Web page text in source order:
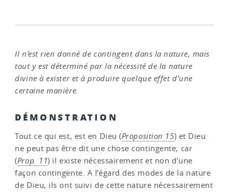
Il n’est rien donné de contingent dans la nature, mais
tout y est déterminé par la nécessité de la nature
divine à exister et à produire quelque effet d’une
certaine manière.
DÉMONSTRATION
Tout ce qui est, est en Dieu (Proposition 15) et Dieu
ne peut pas être dit une chose contingente, car
(Prop. 11) il existe nécessairement et non d’une
façon contingente. A l’égard des modes de la nature
de Dieu, ils ont suivi de cette nature nécessairement